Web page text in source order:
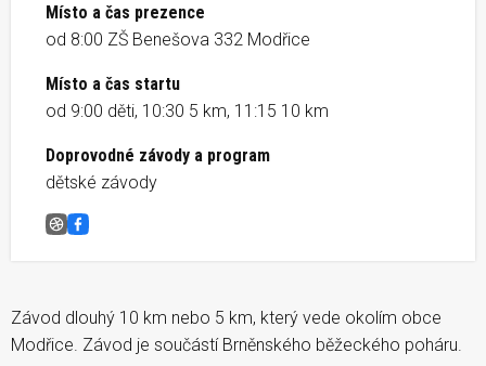
Místo a čas prezence
od 8:00 ZŠ Benešova 332 Modřice
Místo a čas startu
od 9:00 děti, 10:30 5 km, 11:15 10 km
Doprovodné závody a program
dětské závody
Modřický pohár
Facebook
Závod dlouhý 10 km nebo 5 km, který vede okolím obce
Modřice. Závod je součástí Brněnského běžeckého poháru.